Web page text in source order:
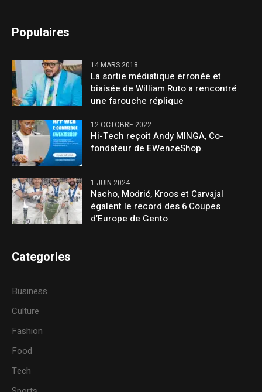
Populaires
14 MARS 2018
La sortie médiatique erronée et
biaisée de William Ruto a rencontré
une farouche réplique
12 OCTOBRE 2022
Hi-Tech reçoit Andy MINGA, Co-
fondateur de EWenzeShop.
1 JUIN 2024
Nacho, Modrić, Kroos et Carvajal
égalent le record des 6 Coupes
d’Europe de Gento
Categories
Business
Culture
Fashion
Food
Tech